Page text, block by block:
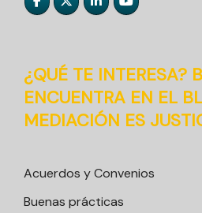
¿QUÉ TE INTERESA?
ENCUENTRA EN EL
MEDIACIÓN ES
Acuerdos y Convenios
Buenas prácticas